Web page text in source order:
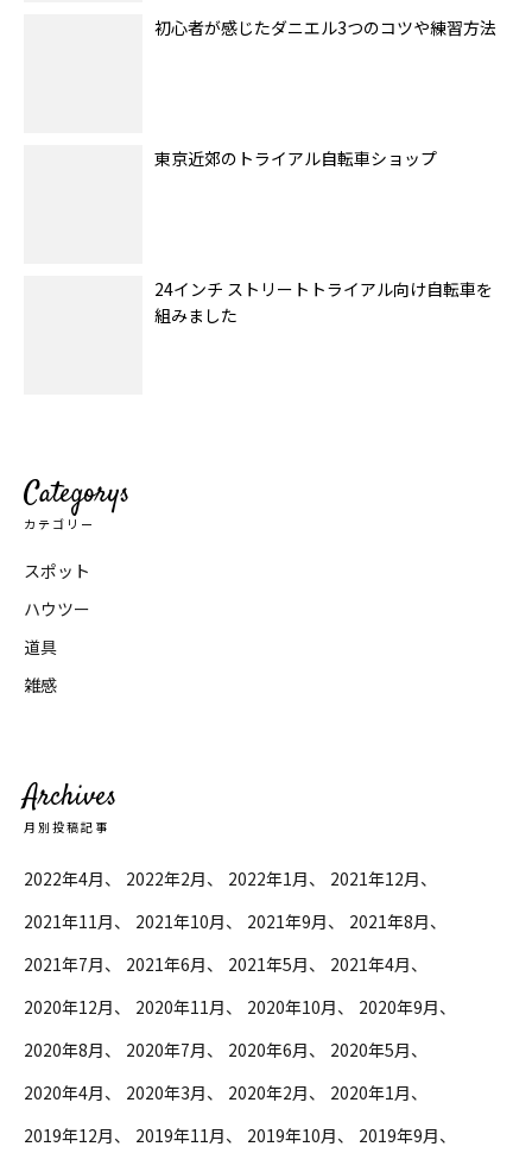
初心者が感じたダニエル3つのコツや練習方法
東京近郊のトライアル自転車ショップ
24インチ ストリートトライアル向け自転車を
組みました
Categorys
カテゴリー
スポット
ハウツー
道具
雑感
Archives
月別投稿記事
2022年4月 2022年2月 2022年1月
2021年12月
2021年11月
2021年10月 2021年9月
2021年8月
2021年7月
2021年6月 2021年5月
2021年4月
2020年12月
2020年11月 2020年10月
2020年9月
2020年8月
2020年7月 2020年6月
2020年5月
2020年4月
2020年3月 2020年2月
2020年1月
2019年12月
2019年11月 2019年10月 2019年9月